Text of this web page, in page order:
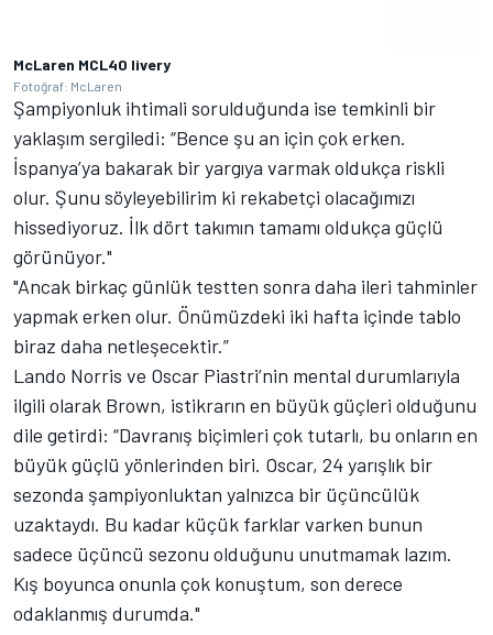
McLaren MCL40 livery
Fotoğraf: McLaren
Şampiyonluk ihtimali sorulduğunda ise temkinli bir
yaklaşım sergiledi: “Bence şu an için çok erken.
İspanya’ya bakarak bir yargıya varmak oldukça riskli
olur. Şunu söyleyebilirim ki rekabetçi olacağımızı
hissediyoruz. İlk dört takımın tamamı oldukça güçlü
görünüyor."
"Ancak birkaç günlük testten sonra daha ileri tahminler
yapmak erken olur. Önümüzdeki iki hafta içinde tablo
biraz daha netleşecektir.”
Lando Norris ve Oscar Piastri’nin mental durumlarıyla
ilgili olarak Brown, istikrarın en büyük güçleri olduğunu
dile getirdi: “Davranış biçimleri çok tutarlı, bu onların en
büyük güçlü yönlerinden biri. Oscar, 24 yarışlık bir
sezonda şampiyonluktan yalnızca bir üçüncülük
uzaktaydı. Bu kadar küçük farklar varken bunun
sadece üçüncü sezonu olduğunu unutmamak lazım.
Kış boyunca onunla çok konuştum, son derece
odaklanmış durumda."